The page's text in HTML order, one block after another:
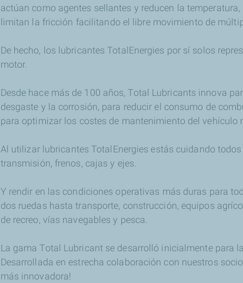
actúan como agentes sellantes y reducen la
limitan la fricción facilitando el libre movimiento de
De hecho, los lubricantes TotalEnergies por sí solos
motor.
Desde hace más de 100 años, Total Lubricants innova
desgaste y la corrosión, para reducir el consumo de
para optimizar los costes de mantenimiento del vehículo
Al utilizar lubricantes TotalEnergies estás cuidando
transmisión, frenos, cajas y ejes.
Y rendir en las condiciones operativas más duras para
dos ruedas hasta transporte, construcción, equipos
de recreo, vías navegables y pesca.
La gama Total Lubricant se desarrolló inicialmente para
Desarrollada en estrecha colaboración con nuestros
más innovadora!